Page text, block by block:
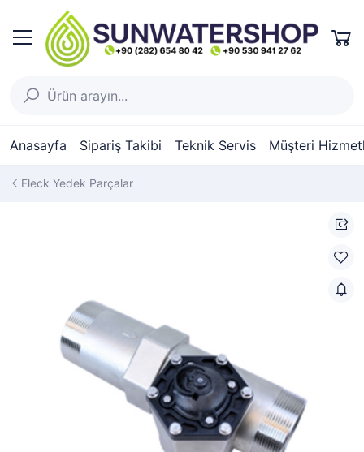
Anasayfa Sipariş Takibi Teknik Servis Müşteri
Fleck Yedek Parçalar